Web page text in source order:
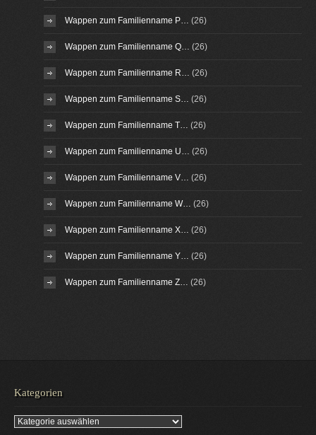
Wappen zum Familienname P… (26)
Wappen zum Familienname Q… (26)
Wappen zum Familienname R… (26)
Wappen zum Familienname S… (26)
Wappen zum Familienname T… (26)
Wappen zum Familienname U… (26)
Wappen zum Familienname V… (26)
Wappen zum Familienname W… (26)
Wappen zum Familienname X… (26)
Wappen zum Familienname Y… (26)
Wappen zum Familienname Z… (26)
Kategorien
Kategorien